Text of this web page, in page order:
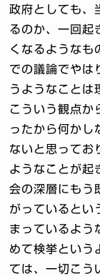
政府としても、
るのか、一回起
くなるようなも
での議論でやは
うようなことは
こういう観点か
ったから何かし
ないと思ってお
ようなことが起
会の深層にもう
がっているとい
まっているよう
めて検挙という
ては、一切こう